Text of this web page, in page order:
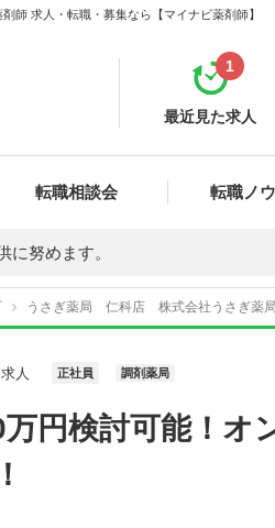
求人・転職・募集なら【マイナビ薬剤師】
最近見た求人
1
転職相談会 転職ノ
に努めます。
うさぎ薬局 仁科店 株式会社うさぎ薬
人 正社員 調剤薬局
万円検討可能！